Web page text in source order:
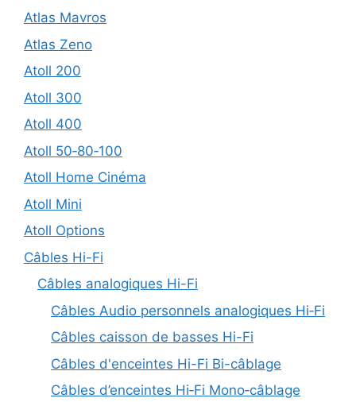
Atlas Mavros
Atlas Zeno
Atoll 200
Atoll 300
Atoll 400
Atoll 50‑80‑100
Atoll Home Cinéma
Atoll Mini
Atoll Options
Câbles Hi-Fi
Câbles analogiques Hi-Fi
Câbles Audio personnels analogiques Hi‑Fi
Câbles caisson de basses Hi-Fi
Câbles d'enceintes Hi-Fi Bi-câblage
Câbles d’enceintes Hi‑Fi Mono‑câblage